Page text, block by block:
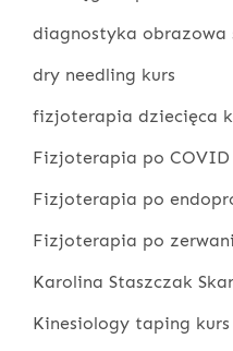
diagnostyka obrazowa
dry needling kurs
fizjoterapia dziecięca
Fizjoterapia po COVID
Fizjoterapia po
Fizjoterapia po
Karolina Staszczak
Kinesiology taping kurs